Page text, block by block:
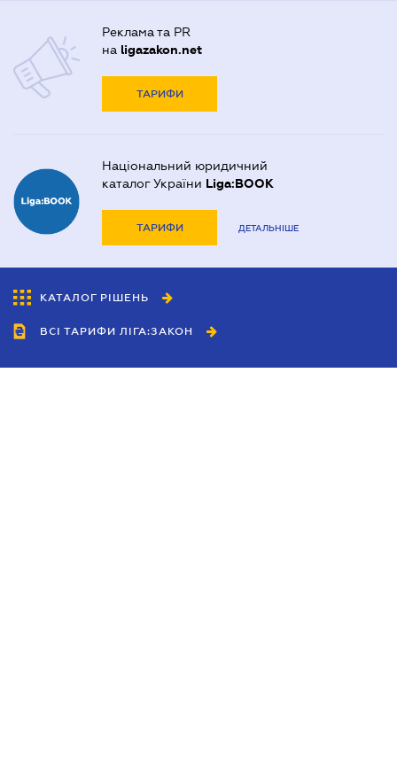
Реклама та PR
на ligazakon.net
ТАРИФИ
Національний юридичний
каталог України Liga:BOOK
ТАРИФИ ДЕТАЛЬНІШЕ
КАТАЛОГ РІШЕНЬ
ВСІ ТАРИФИ ЛІГА:ЗАКОН